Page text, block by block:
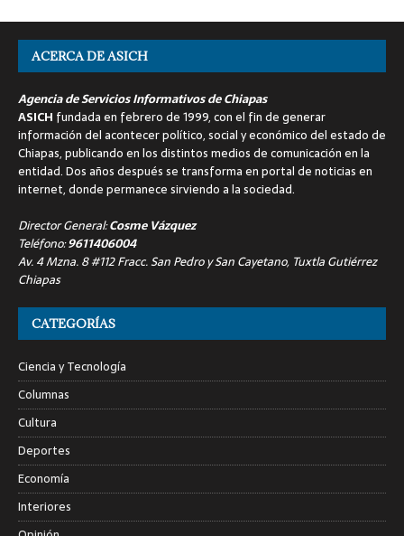
ACERCA DE ASICH
Agencia de Servicios Informativos de Chiapas
ASICH fundada en febrero de 1999, con el fin de generar
información del acontecer político, social y económico del estado de
Chiapas, publicando en los distintos medios de comunicación en la
entidad. Dos años después se transforma en portal de noticias en
internet, donde permanece sirviendo a la sociedad.
Director General:Cosme Vázquez
Teléfono:9611406004
Av. 4 Mzna. 8 #112 Fracc. San Pedro y San Cayetano, Tuxtla Gutiérrez
Chiapas
CATEGORÍAS
Ciencia y Tecnología
Columnas
Cultura
Deportes
Economía
Interiores